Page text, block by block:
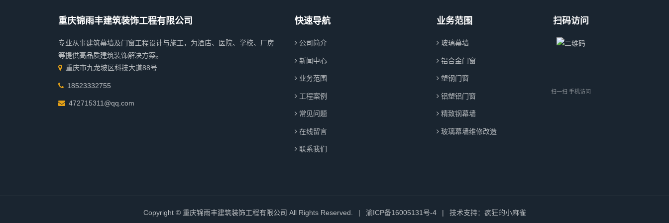
重庆锦雨丰建筑装饰工程有限公司
专业从事建筑幕墙及门窗工程设计与施工，为酒店、医院、学校、厂房
等提供高品质建筑装饰解决方案。
重庆市九龙坡区科技大道88号
18523332755
472715311@qq.com
快速导航
公司简介
新闻中心
业务范围
工程案例
常见问题
在线留言
联系我们
业务范围
玻璃幕墙
铝合金门窗
塑钢门窗
铝塑铝门窗
精致钢幕墙
玻璃幕墙维修改造
扫码访问
扫一扫 手机访问
Copyright © 重庆锦雨丰建筑装饰工程有限公司 All Rights Reserved. | 渝ICP备16005131号-4 | 技术支持：疯狂的小麻雀